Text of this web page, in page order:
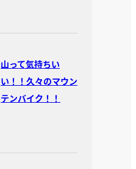
山って気持ちい
い！！久々のマウン
テンバイク！！